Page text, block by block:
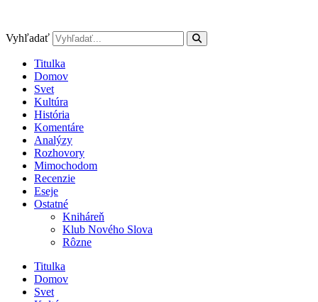
obsah
Vyhľadať
Titulka
Domov
Svet
Kultúra
História
Komentáre
Analýzy
Rozhovory
Mimochodom
Recenzie
Eseje
Ostatné
Kniháreň
Klub Nového Slova
Rôzne
Titulka
Domov
Svet